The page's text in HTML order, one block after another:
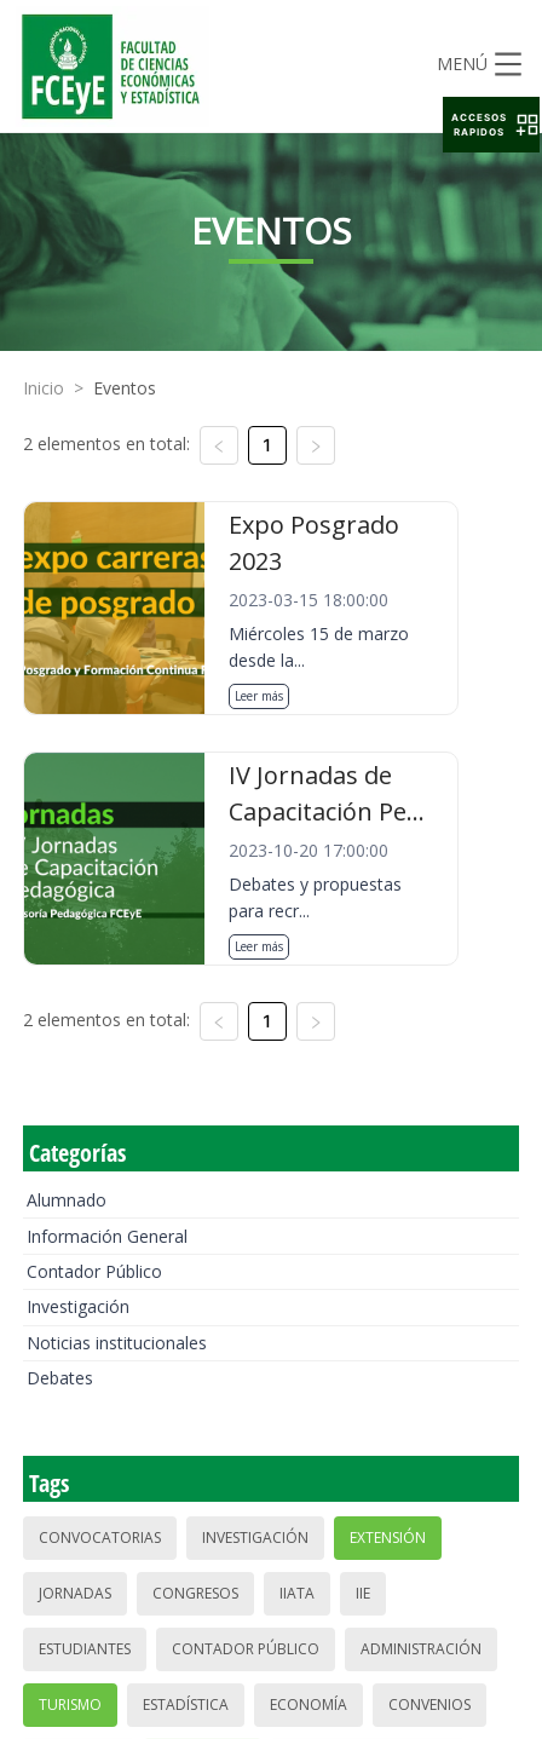
MENÚ
EVENTOS
Inicio > Eventos
2 elementos en total: 1
Expo Posgrado
2023
2023-03-15 18:00:00
Miércoles 15 de marzo
desde la...
Leer más
IV Jornadas de
Capacitación Pe...
2023-10-20 17:00:00
Debates y propuestas
para recr...
Leer más
2 elementos en total: 1
Categorías
Alumnado
Información General
Contador Público
Investigación
Noticias institucionales
Debates
Tags
CONVOCATORIAS INVESTIGACIÓN EXTENSIÓN
JORNADAS CONGRESOS IIATA IIE
ESTUDIANTES CONTADOR PÚBLICO ADMINISTRACIÓN
TURISMO ESTADÍSTICA ECONOMÍA CONVENIOS
ACCESOS
RAPIDOS